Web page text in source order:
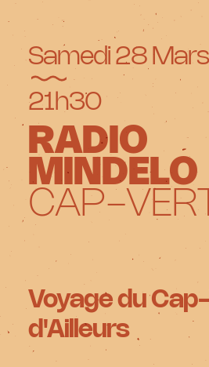
Samedi 28 Mars
21h30
RADIO
MINDELO
CAP-
Voyage du
d'Ailleurs